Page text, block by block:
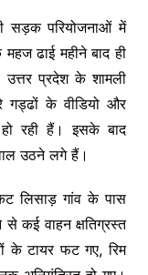
सड़क परियोजनाओं में
ढाई महीने बाद ही
प्रदेश के शामली
के वीडियो और
रही हैं। इसके बाद
उठने लगे हैं।
लिसाड़ गांव के पास
कई वाहन क्षतिग्रस्त
के टायर फट गए, रिम